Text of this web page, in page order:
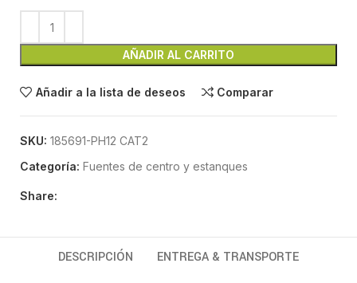
AÑADIR AL CARRITO
Añadir a la lista de deseos Comparar
SKU: 185691-PH12 CAT2
Categoría: Fuentes de centro y estanques
Share:
DESCRIPCIÓN ENTREGA & TRANSPORTE